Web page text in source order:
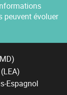
peuvent évoluer
Espagnol